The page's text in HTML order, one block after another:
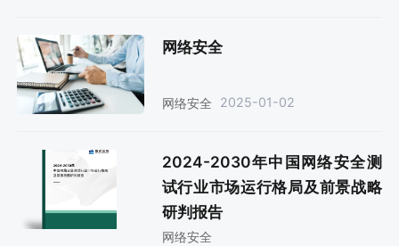
网络安全
网络安全 2025-01-02
2024-2030年中国网络安全测
试行业市场运行格局及前景战略
研判报告
网络安全